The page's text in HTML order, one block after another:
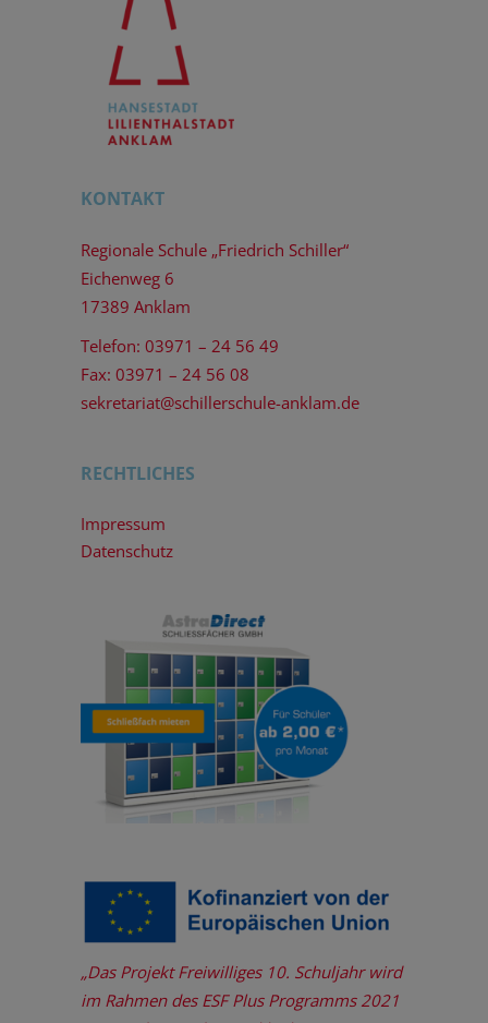
KONTAKT
Regionale Schule „Friedrich Schiller“
Eichenweg 6
17389 Anklam
Telefon: 03971 – 24 56 49
Fax: 03971 – 24 56 08
sekretariat@schillerschule-anklam.de
RECHTLICHES
Impressum
Datenschutz
„Das Projekt Freiwilliges 10. Schuljahr wird
im Rahmen des ESF Plus Programms 2021